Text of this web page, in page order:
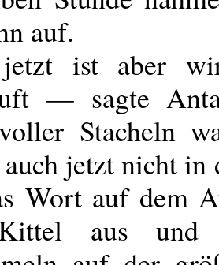
auf.
ist aber
— sagte
Stacheln
jetzt nicht in
Wort auf dem
aus